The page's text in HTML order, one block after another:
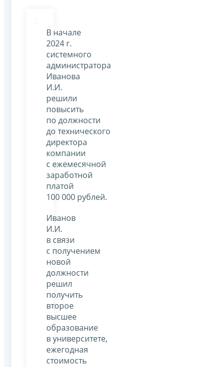
В начале
2024 г.
системного
администратора
Иванова
И.И.
решили
повысить
по должности
до технического
директора
компании
с ежемесячной
заработной
платой
100 000 рублей.
Иванов
И.И.
в связи
с получением
новой
должности
решил
получить
второе
высшее
образование
в университете,
ежегодная
стоимость